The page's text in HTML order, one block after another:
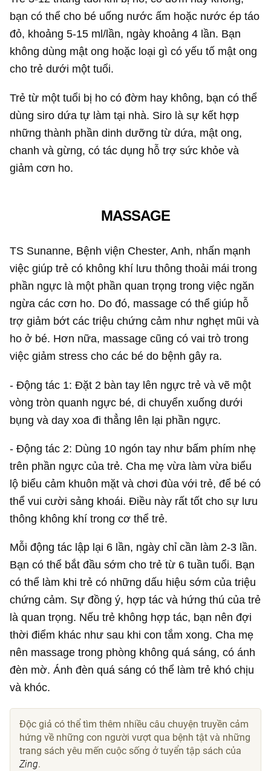
bạn có thể cho bé uống nước ấm hoặc nước ép táo
đỏ, khoảng 5-15 ml/lần, ngày khoảng 4 lần. Bạn
không dùng mật ong hoặc loại gì có yếu tố mật ong
cho trẻ dưới một tuổi.
Trẻ từ một tuổi bị ho có đờm hay không, bạn có thể
dùng siro dứa tự làm tại nhà. Siro là sự kết hợp
những thành phần dinh dưỡng từ dứa, mật ong,
chanh và gừng, có tác dụng hỗ trợ sức khỏe và
giảm cơn ho.
MASSAGE
TS Sunanne, Bệnh viện Chester, Anh, nhấn mạnh
việc giúp trẻ có không khí lưu thông thoải mái trong
phần ngực là một phần quan trọng trong việc ngăn
ngừa các cơn ho. Do đó, massage có thể giúp hỗ
trợ giảm bớt các triệu chứng cảm như nghẹt mũi và
ho ở bé. Hơn nữa, massage cũng có vai trò trong
việc giảm stress cho các bé do bệnh gây ra.
- Động tác 1: Đặt 2 bàn tay lên ngực trẻ và vẽ một
vòng tròn quanh ngực bé, di chuyển xuống dưới
bụng và day xoa đi thẳng lên lại phần ngực.
- Động tác 2: Dùng 10 ngón tay như bấm phím nhẹ
trên phần ngực của trẻ. Cha mẹ vừa làm vừa biểu
lộ biểu cảm khuôn mặt và chơi đùa với trẻ, để bé có
thể vui cười sảng khoái. Điều này rất tốt cho sự lưu
thông không khí trong cơ thể trẻ.
Mỗi động tác lập lại 6 lần, ngày chỉ cần làm 2-3 lần.
Bạn có thể bắt đầu sớm cho trẻ từ 6 tuần tuổi. Bạn
có thể làm khi trẻ có những dấu hiệu sớm của triệu
chứng cảm. Sự đồng ý, hợp tác và hứng thú của trẻ
là quan trọng. Nếu trẻ không hợp tác, bạn nên đợi
thời điểm khác như sau khi con tắm xong. Cha mẹ
nên massage trong phòng không quá sáng, có ánh
đèn mờ. Ánh đèn quá sáng có thể làm trẻ khó chịu
và khóc.
Độc giả có thể tìm thêm nhiều câu chuyện truyền cảm
hứng về những con người vượt qua bệnh tật và những
trang sách yêu mến cuộc sống ở tuyển tập sách của
Zing.